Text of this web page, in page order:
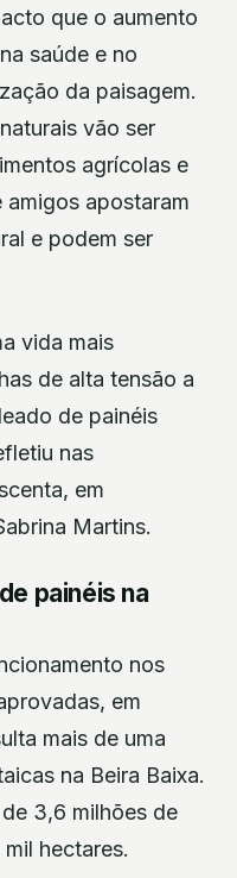
que o aumento
saúde e no
da paisagem.
vão ser
agrícolas e
amigos apostaram
e podem ser
vida mais
de alta tensão a
de painéis
nas
em
Martins.
painéis na
nos
em
mais de uma
na Beira Baixa.
3,6 milhões de
hectares.